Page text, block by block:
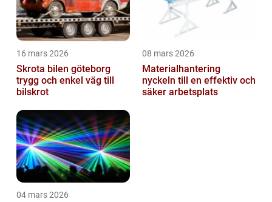
16 mars 2026
Skrota bilen göteborg
trygg och enkel väg till
bilskrot
08 mars 2026
Materialhantering
nyckeln till en effektiv och
säker arbetsplats
04 mars 2026